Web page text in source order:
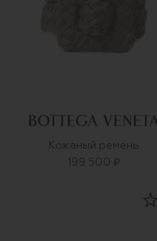
Кожаный ремень
199 500 ₽